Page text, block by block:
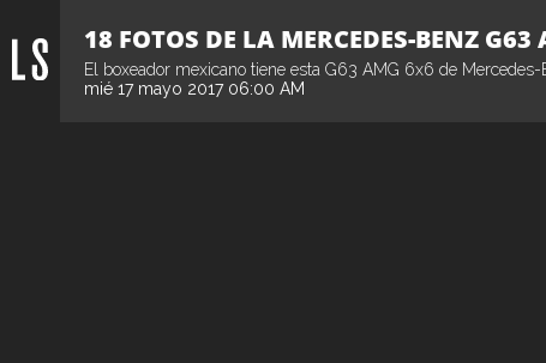
18 FOTOS DE LA MERCEDES-BENZ
El boxeador mexicano tiene esta G63 AMG 6x6 de
mié 17 mayo 2017 06:00 AM